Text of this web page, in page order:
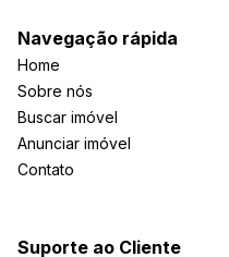
Navegação rápida
Home
Sobre nós
Buscar imóvel
Anunciar imóvel
Contato
Suporte ao Cliente